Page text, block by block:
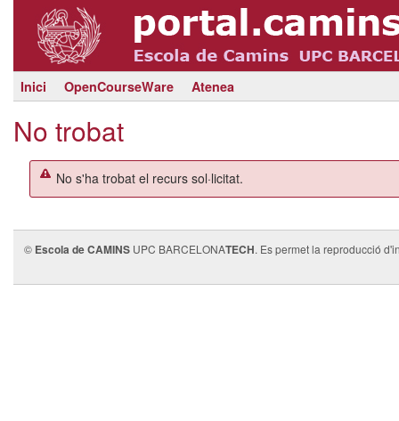
Inici OpenCourseWare Atenea
No trobat
No s'ha trobat el recurs sol·licitat.
© Escola de CAMINS UPC BARCELONATECH. Es permet la reproducció